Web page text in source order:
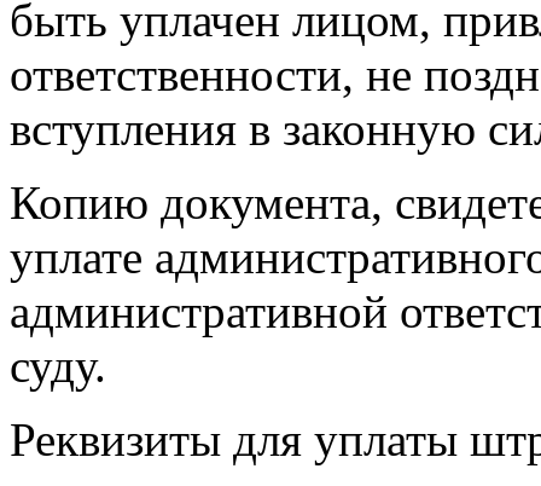
быть уплачен лицом,
ответственности, не
вступления в законную
Копию документа,
уплате
административной
суду.
Реквизиты для уплаты